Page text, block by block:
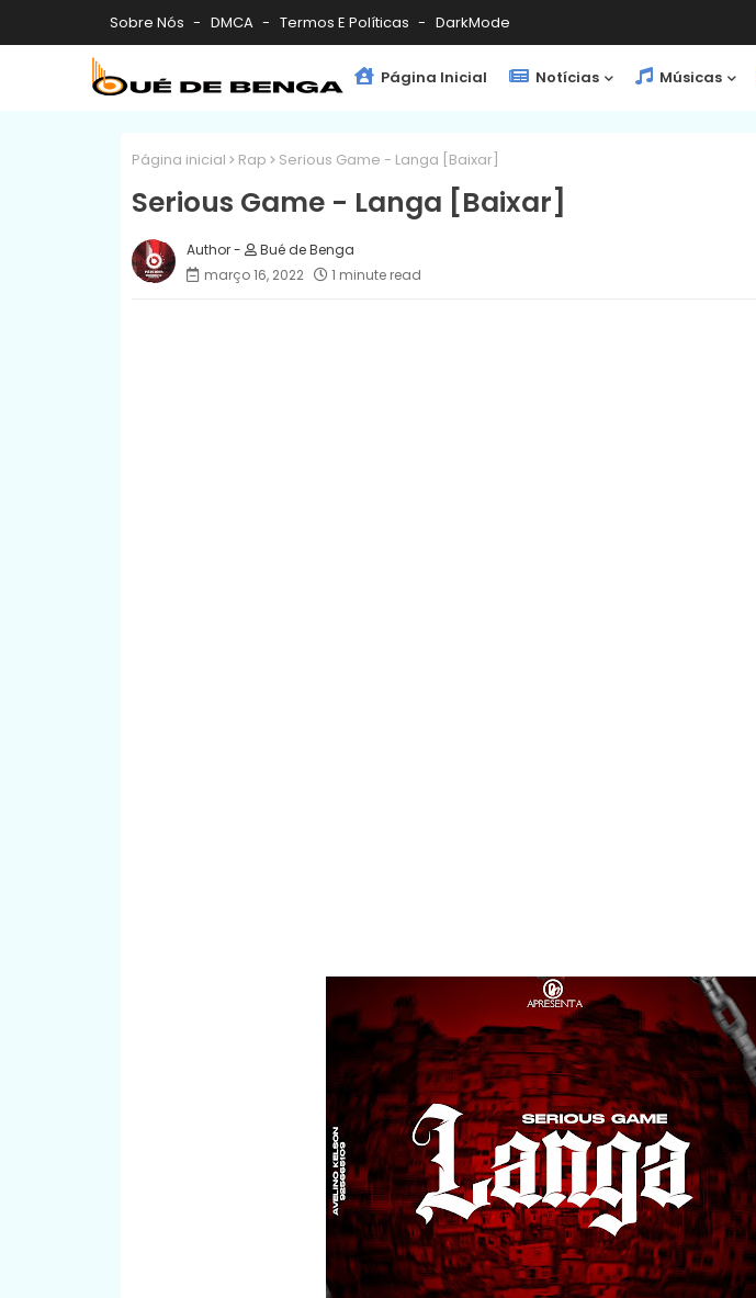
Sobre Nós DMCA Termos E Políticas DarkMode
Página Inicial Notícias Músicas
Página inicial Rap Serious Game - Langa [Baixar]
Serious Game - Langa [Baixar]
Bué de Benga
março 16, 2022
1 minute read